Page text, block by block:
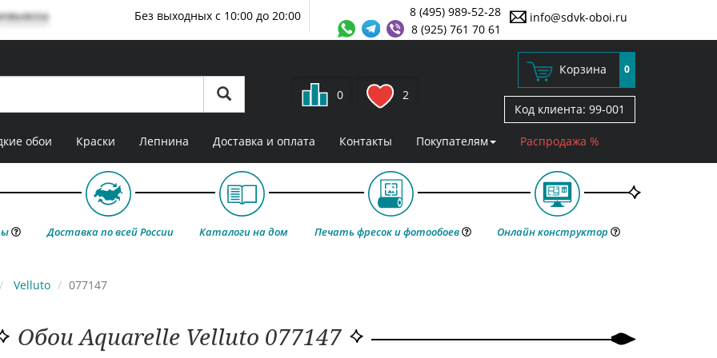
info@sdvk-oboi.ru
8 (495) 989-52-28
8 (925) 761 70 61
Без выходных с 10:00 до 20:00
0 2
Корзина 0
Код клиента: 99-001
обои Краски Лепнина Доставка и оплата Контакты Покупателям Распродажа %
Доставка по всей России Каталоги на дом Печать фресок и фотообоев Онлайн конструктор
Velluto 077147
Обои Aquarelle Velluto 077147